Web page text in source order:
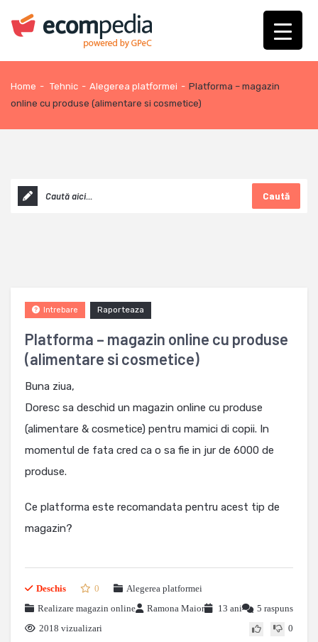
Home - Tehnic - Alegerea platformei - Platforma – magazin
online cu produse (alimentare si cosmetice)
Caută
Platforma – magazin online cu produse
(alimentare si cosmetice)
Raporteaza
Intrebare
Buna ziua,
Doresc sa deschid un magazin online cu produse
(alimentare & cosmetice) pentru mamici di copii. In
momentul de fata cred ca o sa fie in jur de 6000 de
produse.
Ce platforma este recomandata pentru acest tip de
magazin?
Deschis 0
Alegerea platformei
Realizare magazin online
Ramona Maior 13 ani
5 raspuns
2018 vizualizari
0